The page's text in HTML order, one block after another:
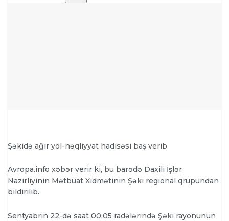
Şəkidə ağır yol-nəqliyyat hadisəsi baş verib
Avropa.info xəbər verir ki, bu barədə Daxili İşlər
Nazirliyinin Mətbuat Xidmətinin Şəki regional qrupundan
bildirilib.
Sentyabrın 22-də saat 00:05 radələrində Şəki rayonunun